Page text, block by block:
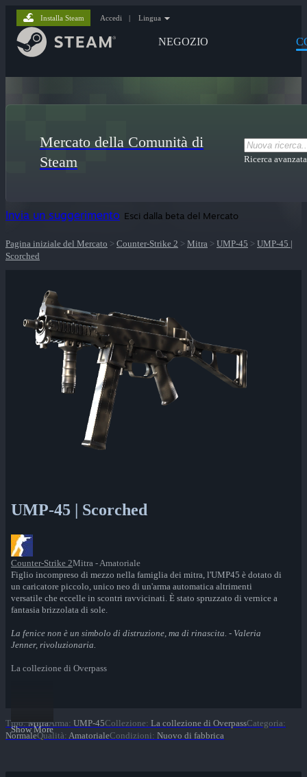
NEGOZIO
Installa Steam Accedi | Lingua
Mercato della Comunità di
Steam
Ricerca avanzata
Invia un suggerimento Esci dalla beta del Mercato
Pagina iniziale del Mercato > Counter-Strike 2 > Mitra > UMP-45 > UMP-45 |
Scorched
UMP-45 | Scorched
Counter-Strike 2Mitra - Amatoriale
Figlio incompreso di mezzo nella famiglia dei mitra, l'UMP45 è dotato di
un caricatore piccolo, unico neo di un'arma automatica altrimenti
versatile che eccelle in scontri ravvicinati. È stato spruzzato di vernice a
fantasia brizzolata di sole.
La fenice non è un simbolo di distruzione, ma di rinascita. - Valeria
Jenner, rivoluzionaria.
La collezione di Overpass
Show More
Tipo: MitraArma: UMP-45Collezione: La collezione di OverpassCategoria:
NormaleQualità: AmatorialeCondizioni: Nuovo di fabbrica